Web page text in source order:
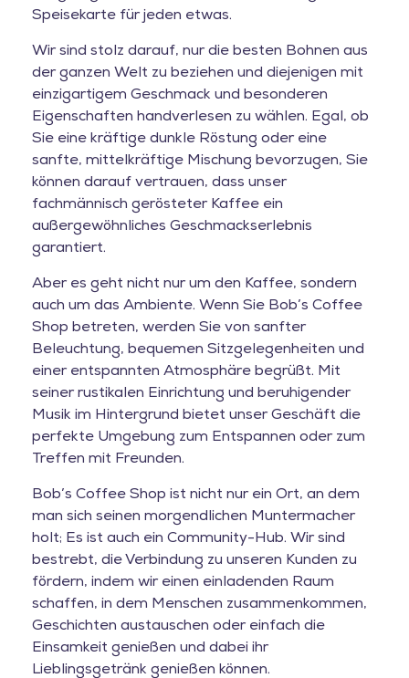
Speisekarte für jeden etwas.
Wir sind stolz darauf, nur die besten Bohnen aus
der ganzen Welt zu beziehen und diejenigen mit
einzigartigem Geschmack und besonderen
Eigenschaften handverlesen zu wählen. Egal, ob
Sie eine kräftige dunkle Röstung oder eine
sanfte, mittelkräftige Mischung bevorzugen, Sie
können darauf vertrauen, dass unser
fachmännisch gerösteter Kaffee ein
außergewöhnliches Geschmackserlebnis
garantiert.
Aber es geht nicht nur um den Kaffee, sondern
auch um das Ambiente. Wenn Sie Bob’s Coffee
Shop betreten, werden Sie von sanfter
Beleuchtung, bequemen Sitzgelegenheiten und
einer entspannten Atmosphäre begrüßt. Mit
seiner rustikalen Einrichtung und beruhigender
Musik im Hintergrund bietet unser Geschäft die
perfekte Umgebung zum Entspannen oder zum
Treffen mit Freunden.
Bob’s Coffee Shop ist nicht nur ein Ort, an dem
man sich seinen morgendlichen Muntermacher
holt; Es ist auch ein Community-Hub. Wir sind
bestrebt, die Verbindung zu unseren Kunden zu
fördern, indem wir einen einladenden Raum
schaffen, in dem Menschen zusammenkommen,
Geschichten austauschen oder einfach die
Einsamkeit genießen und dabei ihr
Lieblingsgetränk genießen können.